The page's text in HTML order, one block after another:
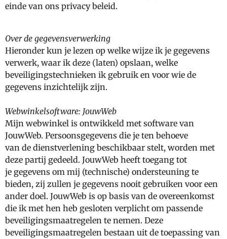
einde van ons privacy beleid.
Over de gegevensverwerking
Hieronder kun je lezen op welke wijze ik je gegevens
verwerk, waar ik deze (laten) opslaan, welke
beveiligingstechnieken ik gebruik en voor wie de
gegevens inzichtelijk zijn.
Webwinkelsoftware: JouwWeb
Mijn webwinkel is ontwikkeld met software van
JouwWeb. Persoonsgegevens die je ten behoeve
van de dienstverlening beschikbaar stelt, worden met
deze partij gedeeld. JouwWeb heeft toegang tot
je gegevens om mij (technische) ondersteuning te
bieden, zij zullen je gegevens nooit gebruiken voor een
ander doel. JouwWeb is op basis van de overeenkomst
die ik met hen heb gesloten verplicht om passende
beveiligingsmaatregelen te nemen. Deze
beveiligingsmaatregelen bestaan uit de toepassing van